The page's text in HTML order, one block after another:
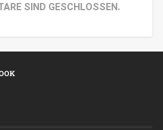
SIND GESCHLOSSEN.